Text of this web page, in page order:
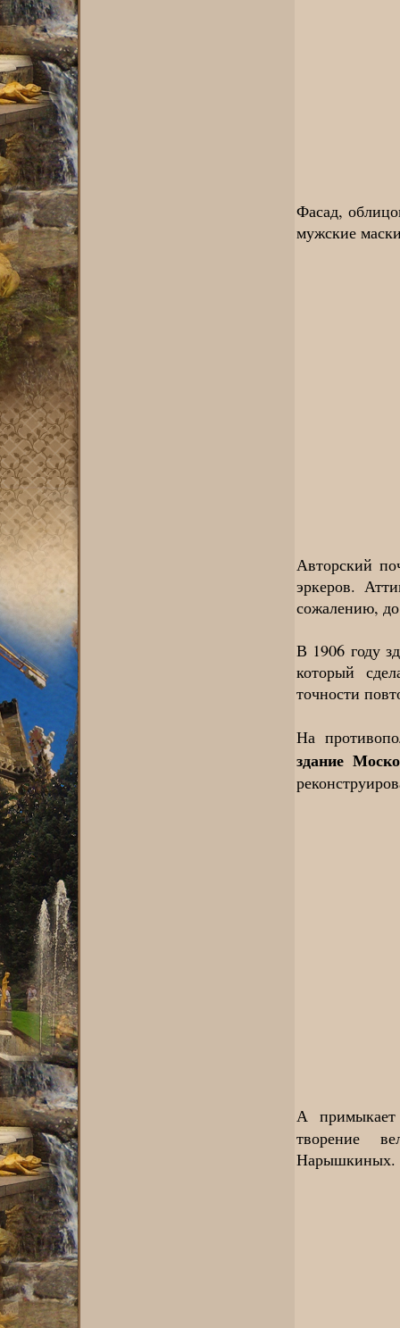
Фасад,
мужские
Авторский
эркеров.
сожалению,
В 1906 году
который
точности
На
здание
А
творение
Нарышкиных.